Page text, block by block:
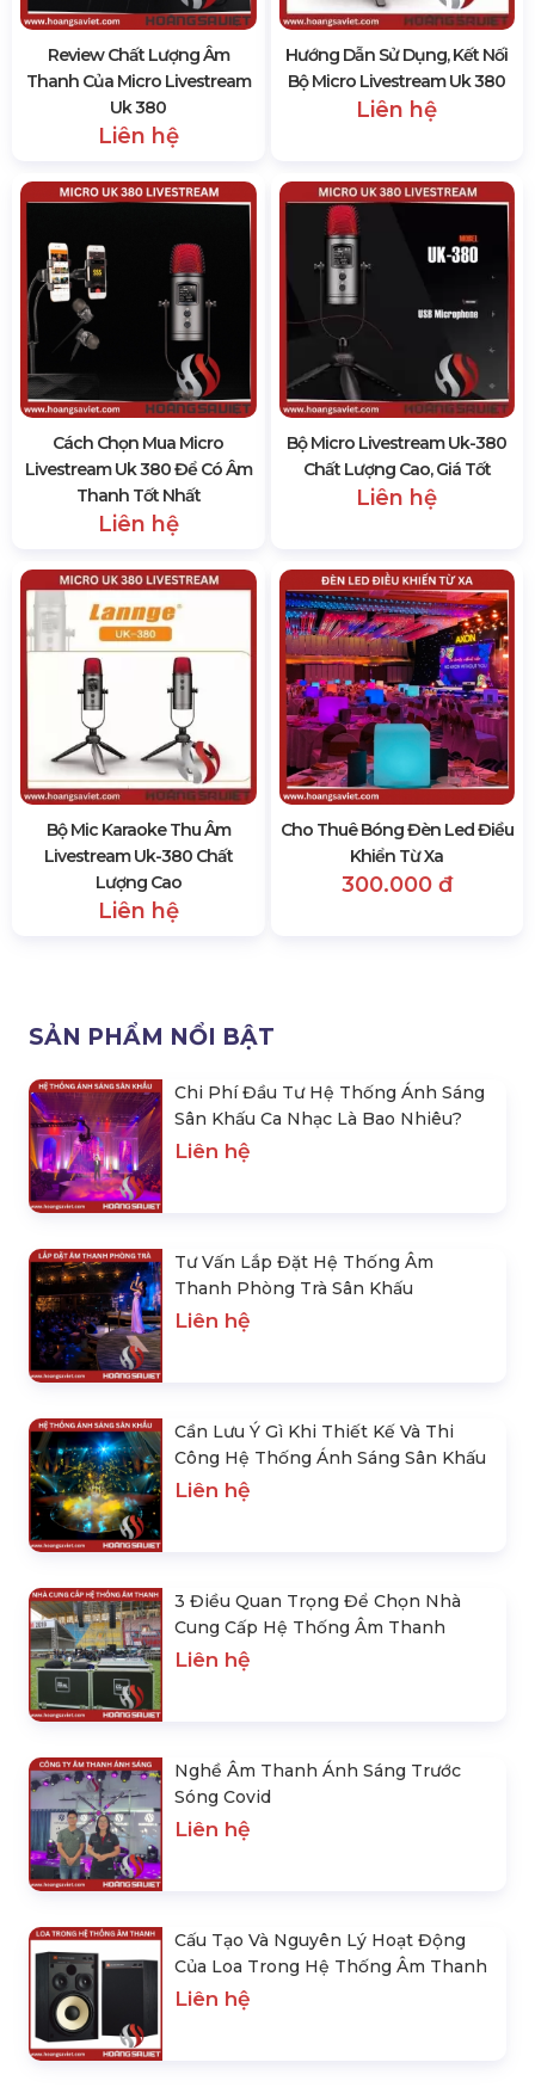
Review Chất Lượng Âm
Thanh Của Micro Livestream
Uk 380
Liên hệ
Hướng Dẫn Sử Dụng, Kết Nối
Bộ Micro Livestream Uk 380
Liên hệ
Cách Chọn Mua Micro
Livestream Uk 380 Để Có Âm
Thanh Tốt Nhất
Liên hệ
Bộ Micro Livestream Uk-380
Chất Lượng Cao, Giá Tốt
Liên hệ
Bộ Mic Karaoke Thu Âm
Livestream Uk-380 Chất
Lượng Cao
Liên hệ
Cho Thuê Bóng Đèn Led Điều
Khiển Từ Xa
300.000 đ
SẢN PHẨM NỔI BẬT
Chi Phí Đầu Tư Hệ Thống Ánh Sáng
Sân Khấu Ca Nhạc Là Bao Nhiêu?
Liên hệ
Tư Vấn Lắp Đặt Hệ Thống Âm
Thanh Phòng Trà Sân Khấu
Liên hệ
Cần Lưu Ý Gì Khi Thiết Kế Và Thi
Công Hệ Thống Ánh Sáng Sân Khấu
Liên hệ
3 Điều Quan Trọng Để Chọn Nhà
Cung Cấp Hệ Thống Âm Thanh
Liên hệ
Nghề Âm Thanh Ánh Sáng Trước
Sóng Covid
Liên hệ
Cấu Tạo Và Nguyên Lý Hoạt Động
Của Loa Trong Hệ Thống Âm Thanh
Liên hệ